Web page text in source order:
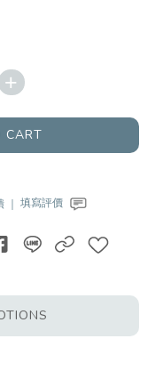
+
CART
｜填寫評價